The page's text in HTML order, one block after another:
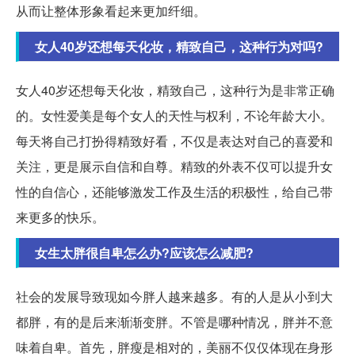
从而让整体形象看起来更加纤细。
女人40岁还想每天化妆，精致自己，这种行为对吗?
女人40岁还想每天化妆，精致自己，这种行为是非常正确
的。女性爱美是每个女人的天性与权利，不论年龄大小。
每天将自己打扮得精致好看，不仅是表达对自己的喜爱和
关注，更是展示自信和自尊。精致的外表不仅可以提升女
性的自信心，还能够激发工作及生活的积极性，给自己带
来更多的快乐。
女生太胖很自卑怎么办?应该怎么减肥?
社会的发展导致现如今胖人越来越多。有的人是从小到大
都胖，有的是后来渐渐变胖。不管是哪种情况，胖并不意
味着自卑。首先，胖瘦是相对的，美丽不仅仅体现在身形